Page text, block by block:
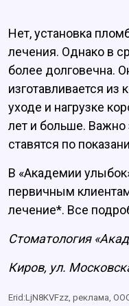
Нет, установка
лечения. Однако в
более долговечна.
изготавливается
уходе и нагрузке
лет и больше. Важно
ставятся по
В «Академии
первичным
лечение*. Все
Стоматология
Киров, ул.
Erid:LjN8KVFzz, реклама,